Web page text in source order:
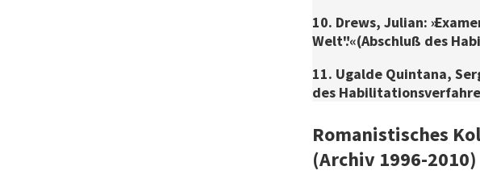
10. Drews, Julian:
Welt".« (Abschluß des
11. Ugalde Quintana,
des
Romanistisches
(Archiv 1996-2010)